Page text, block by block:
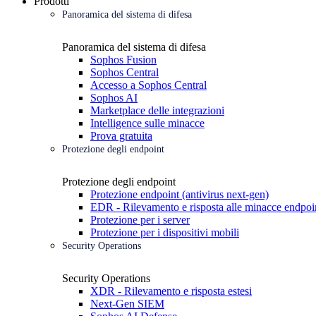
Panoramica del sistema di difesa
Panoramica del sistema di difesa
Sophos Fusion
Sophos Central
Accesso a Sophos Central
Sophos AI
Marketplace delle integrazioni
Intelligence sulle minacce
Prova gratuita
Protezione degli endpoint
Protezione degli endpoint
Protezione endpoint (antivirus next-gen)
EDR - Rilevamento e risposta alle minacce
Protezione per i server
Protezione per i dispositivi mobili
Security Operations
Security Operations
XDR - Rilevamento e risposta estesi
Next-Gen SIEM